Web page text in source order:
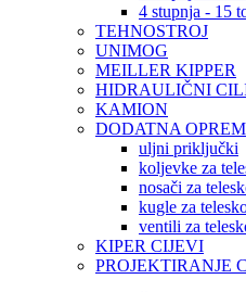
4 stupnja - 15
TEHNOSTROJ
UNIMOG
MEILLER KIPPER
HIDRAULIČNI
KAMION
DODATNA
uljni priključki
koljevke za
nosači za
kugle za
ventili za
KIPER CIJEVI
PROJEKTIRANJE